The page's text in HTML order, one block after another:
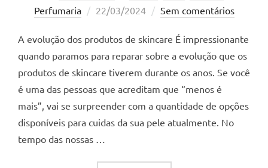
Perfumaria
Postado
22/03/2024 Sem comentários
A evolução dos produtos de skincare É impressionante
quando paramos para reparar sobre a evolução que os
produtos de skincare tiverem durante os anos. Se você
é uma das pessoas que acreditam que “menos é
mais”, vai se surpreender com a quantidade de opções
disponíveis para cuidas da sua pele atualmente. No
tempo das nossas …